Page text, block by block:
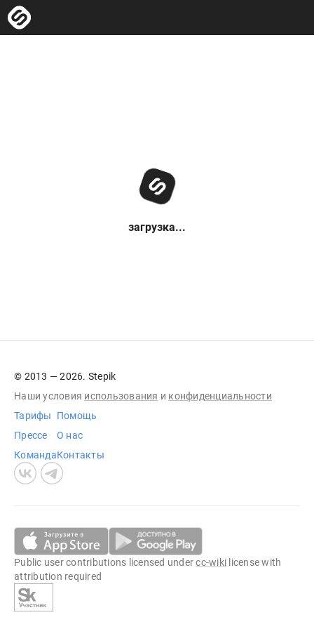
загрузка...
© 2013 — 2026. Stepik
Наши условия использования и конфиденциальности
Тарифы
Прессе
Команда
Помощь
О нас
Контакты
Public user contributions licensed undercc-wiki license with
attribution required